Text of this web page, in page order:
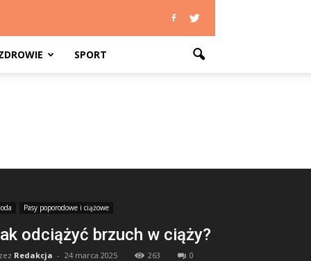
SPORT
Pasy poporodowe i ciążowe
odciążyć brzuch w ciąży?
Redakcja - 24 marca 2025 263 0